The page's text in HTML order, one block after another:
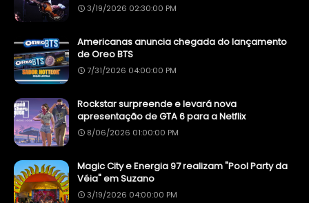
3/19/2026 02:30:00 PM
Americanas anuncia chegada do lançamento
de Oreo BTS
7/31/2026 04:00:00 PM
Rockstar surpreende e levará nova
apresentação de GTA 6 para a Netflix
8/06/2026 01:00:00 PM
Magic City e Energia 97 realizam "Pool Party da
Véia" em Suzano
3/19/2026 04:00:00 PM